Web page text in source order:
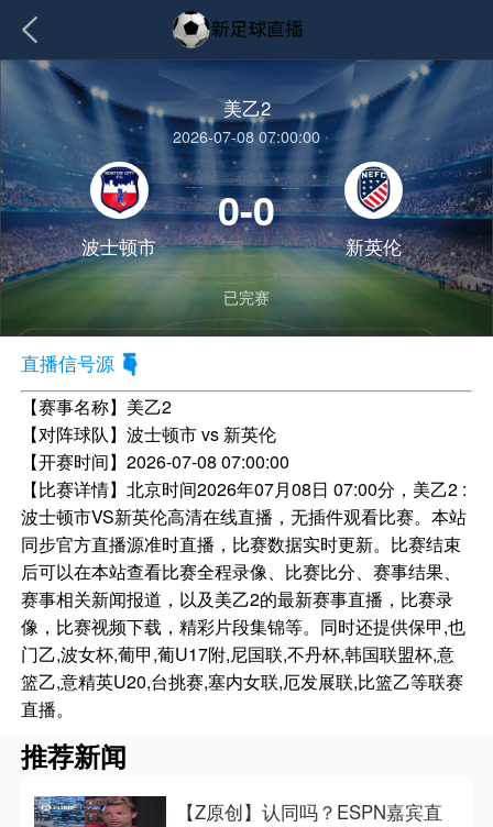
美乙2
2026-07-08 07:00:00
波士顿市
0-0
新英伦
已完赛
直播信号源
【赛事名称】 美乙2
【对阵球队】波士顿市 vs 新英伦
【开赛时间】2026-07-08 07:00:00
【比赛详情】北京时间2026年07月08日 07:00分，美乙2 :
波士顿市VS新英伦高清在线直播，无插件观看比赛。本站
同步官方直播源准时直播，比赛数据实时更新。比赛结束
后可以在本站查看比赛全程录像、比赛比分、赛事结果、
赛事相关新闻报道，以及美乙2的最新赛事直播，比赛录
像，比赛视频下载，精彩片段集锦等。同时还提供保甲,也
门乙,波女杯,葡甲,葡U17附,尼国联,不丹杯,韩国联盟杯,意
篮乙,意精英U20,台挑赛,塞内女联,厄发展联,比篮乙等联赛
直播。
推荐新闻
【Z原创】认同吗？ESPN嘉宾直